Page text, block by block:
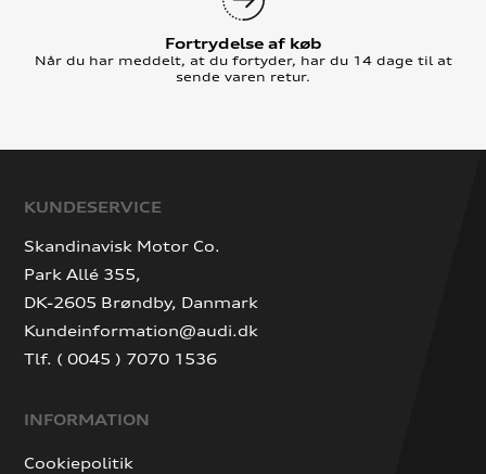
Fortrydelse af køb
Når du har meddelt, at du fortyder, har du 14 dage til at
sende varen retur.
KUNDESERVICE
Skandinavisk Motor Co.
Park Allé 355,
DK-2605 Brøndby, Danmark
Kundeinformation@audi.dk
Tlf. ( 0045 ) 7070 1536
INFORMATION
Cookiepolitik